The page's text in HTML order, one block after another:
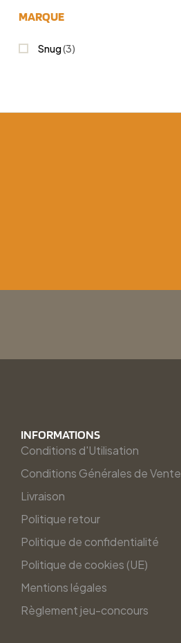
MARQUE
Snug(3)
INFORMATIONS
Conditions d'Utilisation
Conditions Générales de Vente
Livraison
Politique retour
Politique de confidentialité
Politique de cookies (UE)
Mentions légales
Règlement jeu-concours